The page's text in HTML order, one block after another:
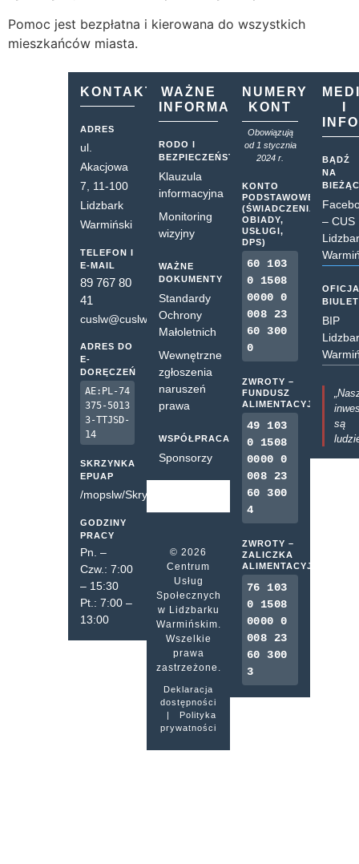
Pomoc jest bezpłatna i kierowana do wszystkich
mieszkańców miasta.
KONTAKT
ADRES
ul.
Akacjowa
7, 11-100
Lidzbark
Warmiński
TELEFON I
E-MAIL
89 767 80
41
cuslw@cuslw.pl
ADRES DO
E-
DORĘCZEŃ
AE:PL-74
375-5013
3-TTJSD-
14
SKRZYNKA
EPUAP
/mopslw/SkrytkaESP
GODZINY
PRACY
Pn. –
Czw.: 7:00
– 15:30
Pt.: 7:00 –
13:00
WAŻNE
INFORMACJE
RODO I
BEZPIECZEŃSTWO
Klauzula
informacyjna
Monitoring
wizyjny
WAŻNE
DOKUMENTY
Standardy
Ochrony
Małoletnich
Wewnętrzne
zgłoszenia
naruszeń
prawa
WSPÓŁPRACA
Sponsorzy
© 2026
Centrum
Usług
Społecznych
w Lidzbarku
Warmińskim.
Wszelkie
prawa
zastrzeżone.
Deklaracja
dostępności
|
Polityka
prywatności
NUMERY
KONT
Obowiązują
od 1 stycznia
2024 r.
KONTO
PODSTAWOWE
(ŚWIADCZENIA,
OBIADY,
USŁUGI,
DPS)
60 103
0 1508
0000 0
008 23
60 300
0
ZWROTY –
FUNDUSZ
ALIMENTACYJNY
49 103
0 1508
0000 0
008 23
60 300
4
ZWROTY –
ZALICZKA
ALIMENTACYJNA
76 103
0 1508
0000 0
008 23
60 300
3
BĄDŹ
NA
– CUS
BIP
są